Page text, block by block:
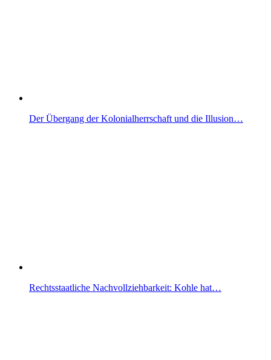
Der Übergang der Kolonialherrschaft und die Illusion…
Rechtsstaatliche Nachvollziehbarkeit: Kohle hat…